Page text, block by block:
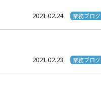
2021.02.24 業務ブログ
2021.02.23 業務ブログ